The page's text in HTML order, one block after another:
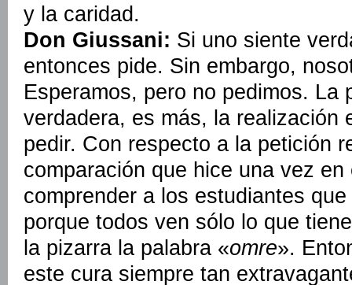
y la caridad.
Don Giussani: Si uno siente
entonces pide. Sin embargo,
Esperamos, pero no pedimos. La
verdadera, es más, la realización
pedir. Con respecto a la petición
comparación que hice una vez
comprender a los estudiantes
porque todos ven sólo lo que
la pizarra la palabra «omre».
este cura siempre tan